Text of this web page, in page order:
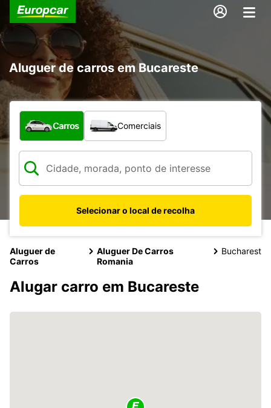
Aluguer de carros em Bucareste
Que tipo de veículo pretende?
Carros Comerciais
Selecionar o local de recolha
Aluguer de
Carros
Aluguer De Carros
Romania
Bucharest
Alugar carro em Bucareste